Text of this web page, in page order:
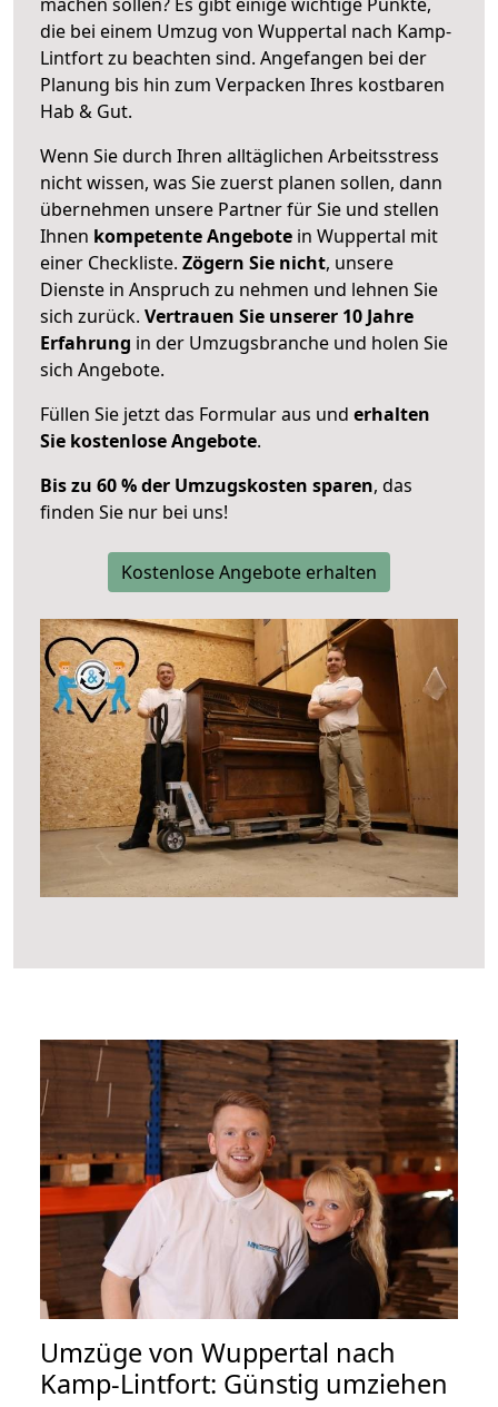
die bei einem Umzug von Wuppertal nach Kamp-
Lintfort zu beachten sind. Angefangen bei der
Planung bis hin zum Verpacken Ihres kostbaren
Hab & Gut.
Wenn Sie durch Ihren alltäglichen Arbeitsstress
nicht wissen, was Sie zuerst planen sollen, dann
übernehmen unsere Partner für Sie und stellen
Ihnen kompetente Angebote in Wuppertal mit
einer Checkliste. Zögern Sie nicht, unsere
Dienste in Anspruch zu nehmen und lehnen Sie
sich zurück. Vertrauen Sie unserer 10 Jahre
Erfahrung in der Umzugsbranche und holen Sie
sich Angebote.
Füllen Sie jetzt das Formular aus und erhalten
Sie kostenlose Angebote.
Bis zu 60 % der Umzugskosten sparen, das
finden Sie nur bei uns!
Kostenlose Angebote erhalten
Umzüge von Wuppertal nach
Kamp-Lintfort: Günstig umziehen